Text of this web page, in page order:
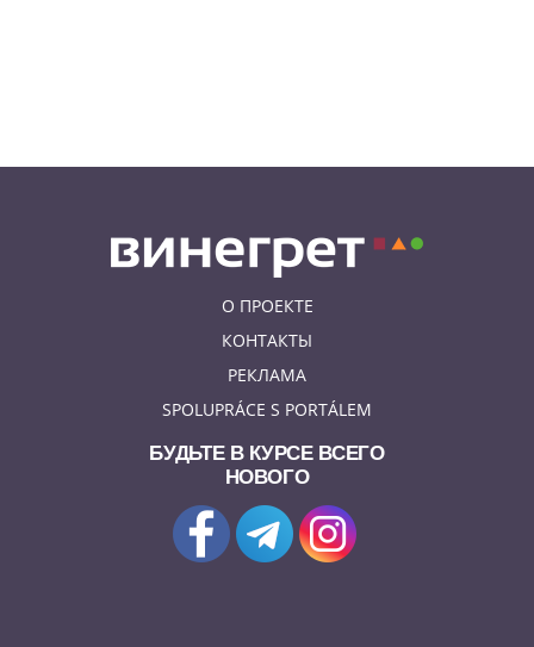
О ПРОЕКТЕ
КОНТАКТЫ
РЕКЛАМА
SPOLUPRÁCE S PORTÁLEM
БУДЬТЕ В КУРСЕ ВСЕГО
НОВОГО